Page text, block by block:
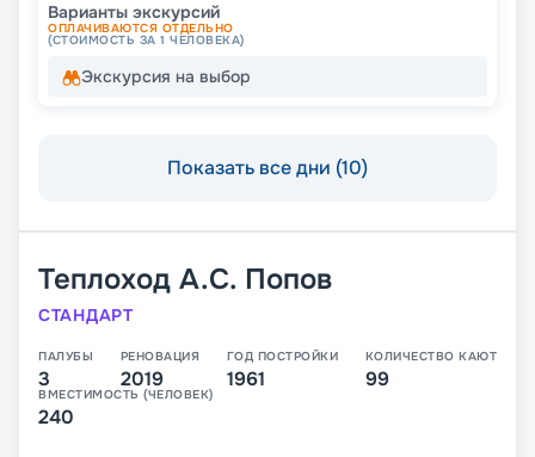
Варианты экскурсий
ОПЛАЧИВАЮТСЯ ОТДЕЛЬНО
(СТОИМОСТЬ ЗА 1 ЧЕЛОВЕКА)
Экскурсия на выбор
Показать все дни (10)
Теплоход А.С. Попов
СТАНДАРТ
ПАЛУБЫ
3
РЕНОВАЦИЯ
2019
ГОД ПОСТРОЙКИ
1961
КОЛИЧЕСТВО КАЮТ
99
ВМЕСТИМОСТЬ (ЧЕЛОВЕК)
240